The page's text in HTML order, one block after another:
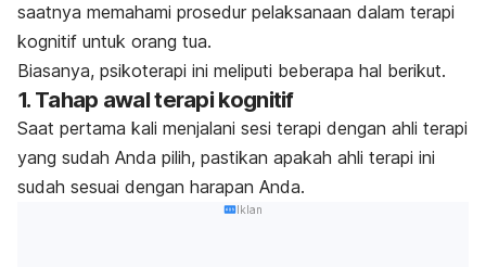
saatnya memahami prosedur pelaksanaan dalam terapi
kognitif untuk orang tua.
Biasanya, psikoterapi ini meliputi beberapa hal berikut.
1. Tahap awal terapi kognitif
Saat pertama kali menjalani sesi terapi dengan ahli terapi
yang sudah Anda pilih, pastikan apakah ahli terapi ini
sudah sesuai dengan harapan Anda.
Iklan